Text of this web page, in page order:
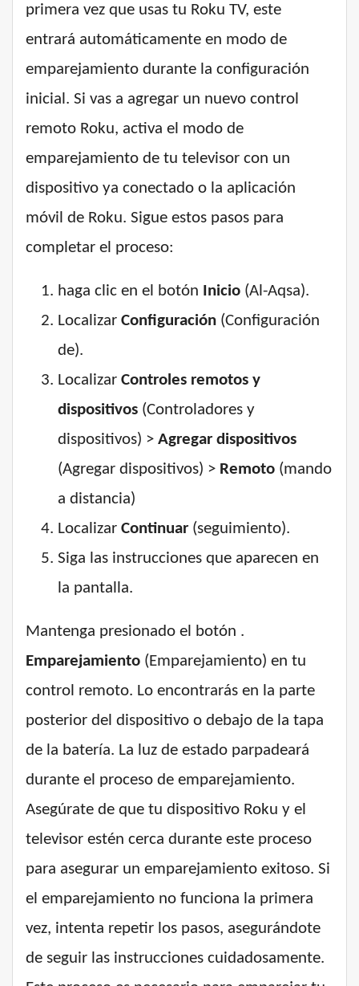
primera vez que usas tu Roku TV, este
entrará automáticamente en modo de
emparejamiento durante la configuración
inicial. Si vas a agregar un nuevo control
remoto Roku, activa el modo de
emparejamiento de tu televisor con un
dispositivo ya conectado o la aplicación
móvil de Roku. Sigue estos pasos para
completar el proceso:
haga clic en el botón Inicio (Al-Aqsa).
Localizar Configuración (Configuración
de).
Localizar Controles remotos y
dispositivos (Controladores y
dispositivos) > Agregar dispositivos
(Agregar dispositivos) > Remoto (mando
a distancia)
Localizar Continuar (seguimiento).
Siga las instrucciones que aparecen en
la pantalla.
Mantenga presionado el botón .
Emparejamiento (Emparejamiento) en tu
control remoto. Lo encontrarás en la parte
posterior del dispositivo o debajo de la tapa
de la batería. La luz de estado parpadeará
durante el proceso de emparejamiento.
Asegúrate de que tu dispositivo Roku y el
televisor estén cerca durante este proceso
para asegurar un emparejamiento exitoso. Si
el emparejamiento no funciona la primera
vez, intenta repetir los pasos, asegurándote
de seguir las instrucciones cuidadosamente.